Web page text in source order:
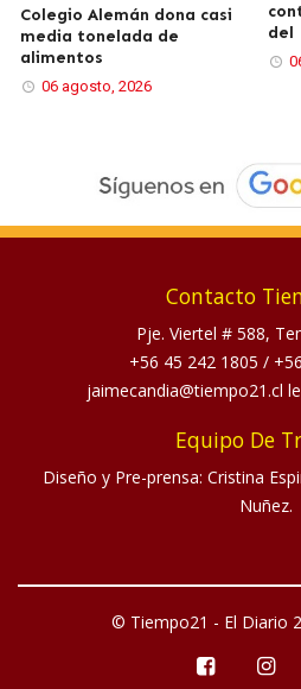
Colegio Alemán dona casi
media tonelada de
alimentos
06 agosto, 2026
del
Contacto
Pje. Viertel # 588,
+56 45 242 1805 /
jaimecandia@tiempo21.cl
Equipo De
Diseño y Pre-prensa: Cristina
Nuñez.
© Tiempo21 - El Diario